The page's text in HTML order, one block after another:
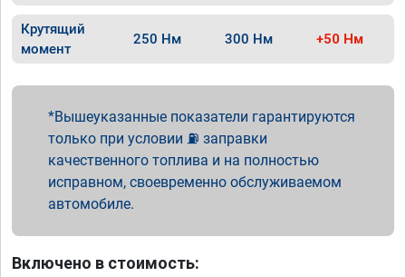
Крутящий
момент
250 Нм 300 Нм +50 Нм
Вышеуказанные показатели гарантируются
только при условии ⛽ заправки
качественного топлива и на полностью
исправном, своевременно обслуживаемом
автомобиле.
Включено в стоимость: